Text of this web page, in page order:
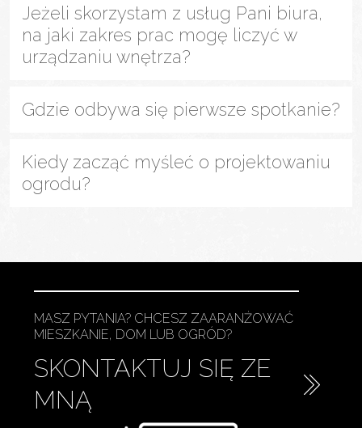
Jeżeli skorzystam z usług Pani biura,
na jaki zakres prac mogę liczyć w
urządzaniu wnętrza?
Gdzie odbywa się pierwsze spotkanie?
Kiedy zacząć myśleć o projektowaniu
ogrodu?
MASZ PYTANIA? CHCESZ ZAARANŻOWAĆ
MIESZKANIE, DOM LUB OGRÓD?
SKONTAKTUJ SIĘ ZE
MNĄ